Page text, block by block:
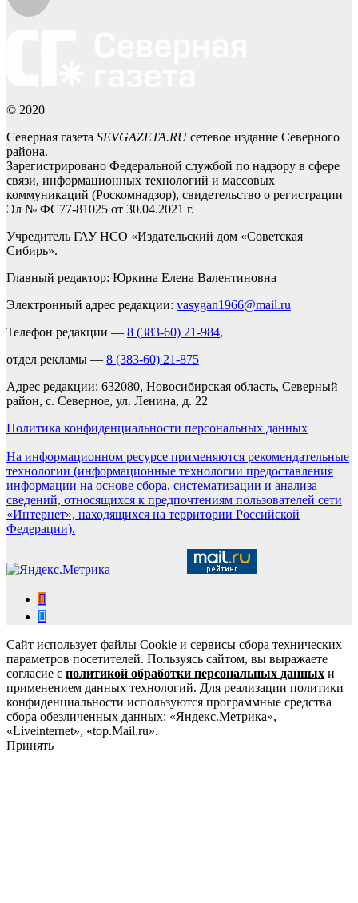
© 2020
Северная газета SEVGAZETA.RUсетевое издание Северного
района.
Зарегистрировано Федеральной службой по надзору в сфере
связи, информационных технологий и массовых
коммуникаций (Роскомнадзор), свидетельство о регистрации
Эл № ФС77-81025 от 30.04.2021 г.
Учредитель ГАУ НСО «Издательский дом «Советская
Сибирь».
Главный редактор: Юркина Елена Валентиновна
Электронный адрес редакции: vasygan1966@mail.ru
Телефон редакции — 8 (383-60) 21-984,
отдел рекламы — 8 (383-60) 21-875
Адрес редакции: 632080, Новосибирская область, Северный
район, с. Северное, ул. Ленина, д. 22
Политика конфиденциальности персональных данных
На информационном ресурсе применяются рекомендательные
технологии (информационные технологии предоставления
информации на основе сбора, систематизации и анализа
сведений, относящихся к предпочтениям пользователей сети
«Интернет», находящихся на территории Российской
Федерации).
Сайт использует файлы Cookie и сервисы сбора технических
параметров посетителей. Пользуясь сайтом, вы выражаете
согласие с политикой обработки персональных данных и
применением данных технологий. Для реализации политики
конфиденциальности используются программные средства
сбора обезличенных данных: «Яндекс.Метрика»,
«Liveinternet», «top.Mail.ru».
Принять